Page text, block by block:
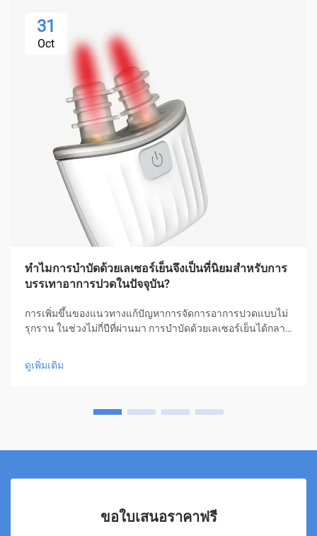
31
Oct
ทำไมการบำบัดด้วยเลเซอร์เย็นจึงเป็นที่นิยมสำหรับการ
บรรเทาอาการปวดในปัจจุบัน?
การเพิ่มขึ้นของแนวทางแก้ปัญหาการจัดการอาการปวดแบบไม่
รุกราน ในช่วงไม่กี่ปีที่ผ่านมา การบำบัดด้วยเลเซอร์เย็นได้กลาย
หวังให้กับผู้คนหลายล้านคนที่ต้องการความช่วยเหลือโดยไม่ต้อง
ใช้ยาหรือการผ่าตัด รูปแบบการรักษาเชิงนวัตกรรมนี้...
ดูเพิ่มเติม
ขอใบเสนอราคาฟรี